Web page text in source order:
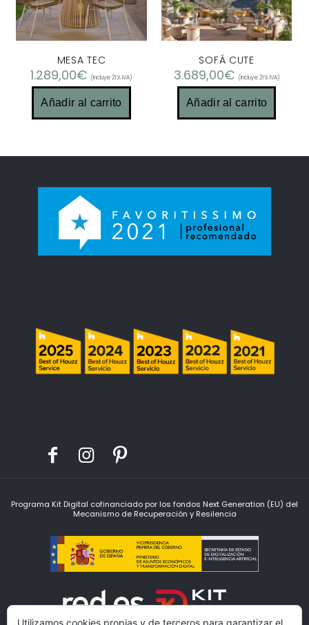
MESA TEC
1.289,00€ (Incluye 21% IVA)
Añadir al carrito
SOFÁ CUTE
3.689,00€ (Incluye 21% IVA)
Añadir al carrito
Programa Kit Digital cofinanciado por los fondos Next Generation (EU) del
Mecanismo de Recuperación y Resilencia
Utilizamos cookies propias y de terceros para garantizar el